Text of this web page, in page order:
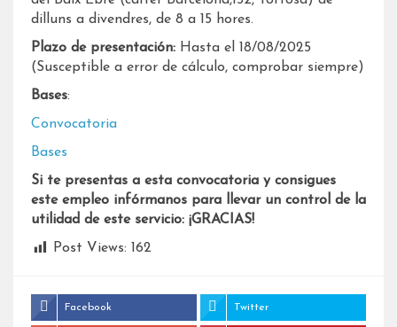
dilluns a divendres, de 8 a 15 hores.
Plazo de presentación: Hasta el 18/08/2025
(Susceptible a error de cálculo, comprobar siempre)
Bases:
Convocatoria
Bases
Si te presentas a esta convocatoria y consigues
este empleo infórmanos para llevar un control de la
utilidad de este servicio: ¡GRACIAS!
Post Views: 162
Facebook Twitter